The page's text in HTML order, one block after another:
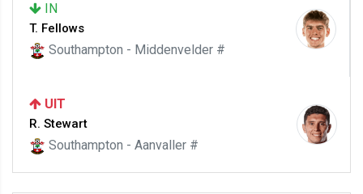
IN
T. Fellows
Southampton - Middenvelder #
UIT
R. Stewart
Southampton - Aanvaller #